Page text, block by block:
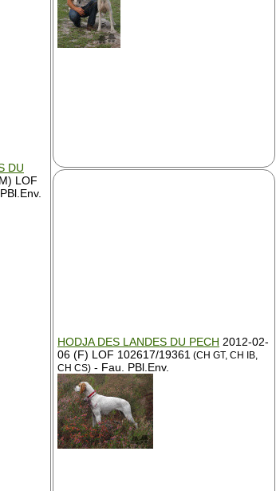
DU
LOF
HODJA DES LANDES DU PECH 2012-02-
06 (F) LOF 102617/19361 (CH GT, CH IB,
CH CS) - Fau. PBl.Env.